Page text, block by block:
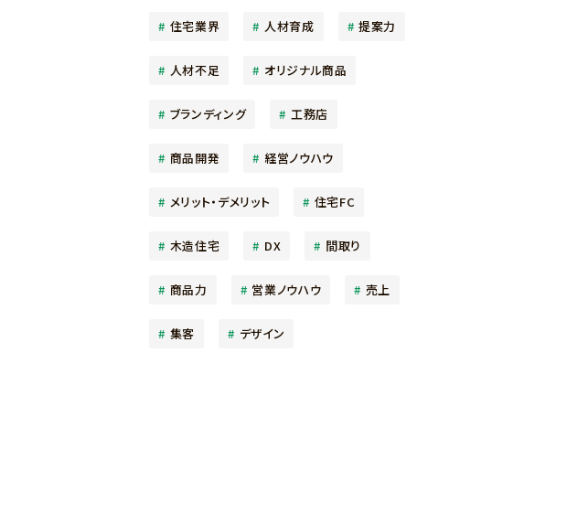
住宅業界 人材育成 提案力
人材不足 オリジナル商品
ブランディング 工務店
商品開発 経営ノウハウ
メリット・デメリット 住宅FC
木造住宅 DX 間取り
商品力 営業ノウハウ 売上
集客 デザイン